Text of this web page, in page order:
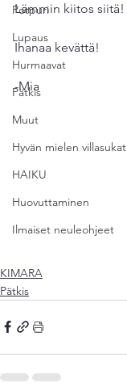
Potpuri
Lupaus
Hurmaavat
Pätkis
Muut
Hyvän mielen villasukat
HAIKU
Huovuttaminen
Ilmaiset neuleohjeet
Lämmin kiitos siitä!
Ihanaa kevättä!
-Mia
KIMARA
Pätkis